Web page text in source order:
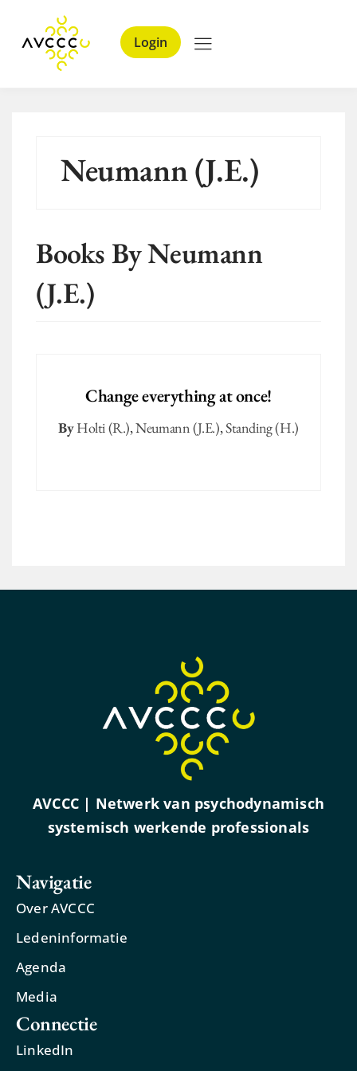
Login
Neumann (J.E.)
Books By Neumann
(J.E.)
Change everything at once!
ByHolti (R.),Neumann (J.E.),Standing (H.)
AVCCC | Netwerk van psychodynamisch
systemisch werkende professionals
Navigatie
Over AVCCC
Ledeninformatie
Agenda
Media
Connectie
LinkedIn